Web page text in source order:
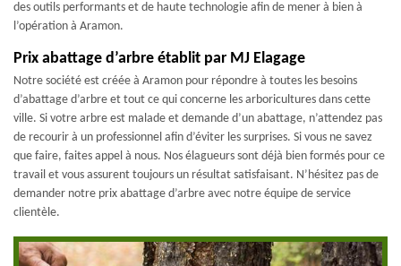
des outils performants et de haute technologie afin de mener à bien à
l’opération à Aramon.
Prix abattage d’arbre établit par MJ Elagage
Notre société est créée à Aramon pour répondre à toutes les besoins
d’abattage d’arbre et tout ce qui concerne les arboricultures dans cette
ville. Si votre arbre est malade et demande d’un abattage, n’attendez pas
de recourir à un professionnel afin d’éviter les surprises. Si vous ne savez
que faire, faites appel à nous. Nos élagueurs sont déjà bien formés pour ce
travail et vous assurent toujours un résultat satisfaisant. N’hésitez pas de
demander notre prix abattage d’arbre avec notre équipe de service
clientèle.